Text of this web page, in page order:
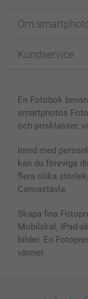
Fotokort
Fotoböcker
Skal till Mobil &
MyNameBook
Fotoramar &
Presentkort
Alla
Om
För affiliates
Sitemap
Villkor och
Kundservice
smartbonus
Priser & betalning
En Fotobok
smartphotos
och prisklasser,
Inred med
kan du föreviga
flera olika
Canvastavla.
Skapa fina
Mobilskal, iPad-
bilder. En
vänner.